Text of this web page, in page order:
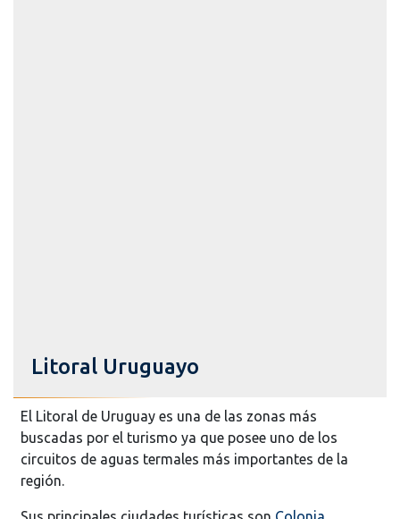
Litoral Uruguayo
El Litoral de Uruguay es una de las zonas más
buscadas por el turismo ya que posee uno de los
circuitos de aguas termales más importantes de la
región.